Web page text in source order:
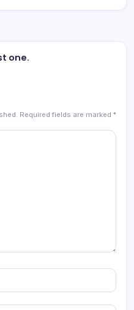
one.
Required fields are marked *